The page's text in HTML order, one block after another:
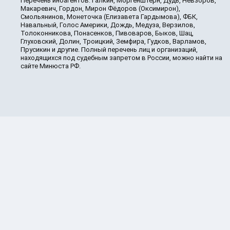
Макаревич, Гордон, Мирон Фёдоров (Оксимирон),
Смольянинов, Монеточка (Елизавета Гардымова), ФБК,
Навальный, Голос Америки, Дождь, Медуза, Верзилов,
Толоконникова, Понасенков, Пивоваров, Быков, Шац,
Глуховский, Долин, Троицкий, Земфира, Гудков, Варламов,
Прусикин и другие. Полный перечень лиц и организаций,
находящихся под судебным запретом в России, можно найти на
сайте Минюста РФ.